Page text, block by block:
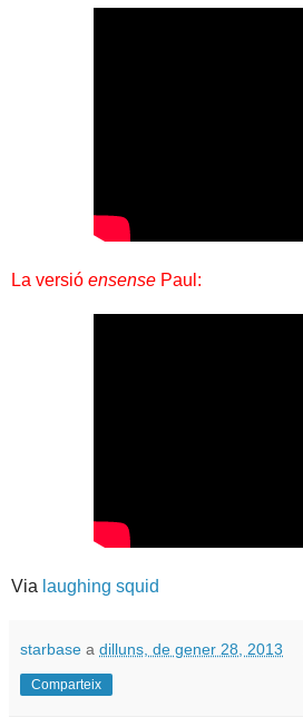
La versió ensense Paul:
Via laughing squid
starbase a dilluns, de gener 28, 2013
Comparteix